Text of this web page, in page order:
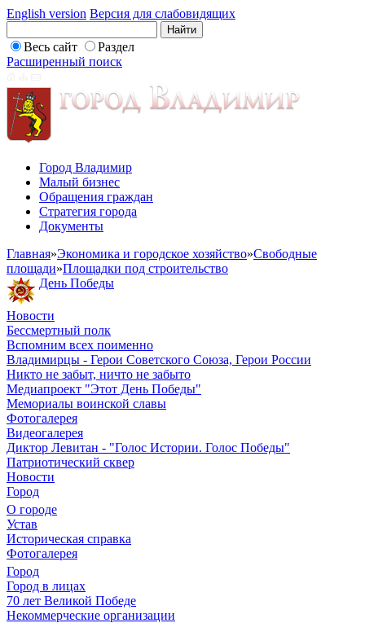
English version Версия для слабовидящих
Весь сайт
Раздел
Расширенный поиск
Город Владимир
Малый бизнес
Обращения граждан
Стратегия города
Документы
Главная»Экономика и городское хозяйство»Свободные
площади»Площадки под строительство
День Победы
Новости
Бессмертный полк
Вспомним всех поименно
Владимирцы - Герои Советского Союза, Герои России
Никто не забыт, ничто не забыто
Медиапроект "Этот День Победы"
Мемориалы воинской славы
Фотогалерея
Видеогалерея
Диктор Левитан - "Голос Истории. Голос Победы"
Патриотический сквер
Новости
Город
О городе
Устав
Историческая справка
Фотогалерея
Город
Город в лицах
70 лет Великой Победе
Некоммерческие организации